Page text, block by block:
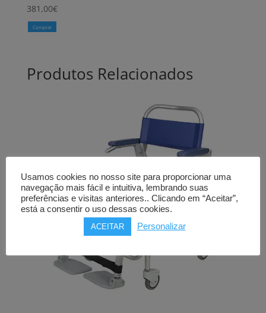
381,00€
Comprar
Produtos Relacionados
Usamos cookies no nosso site para proporcionar uma
navegação mais fácil e intuitiva, lembrando suas
preferências e visitas anteriores.. Clicando em “Aceitar”,
está a consentir o uso dessas cookies.
ACEITAR Personalizar